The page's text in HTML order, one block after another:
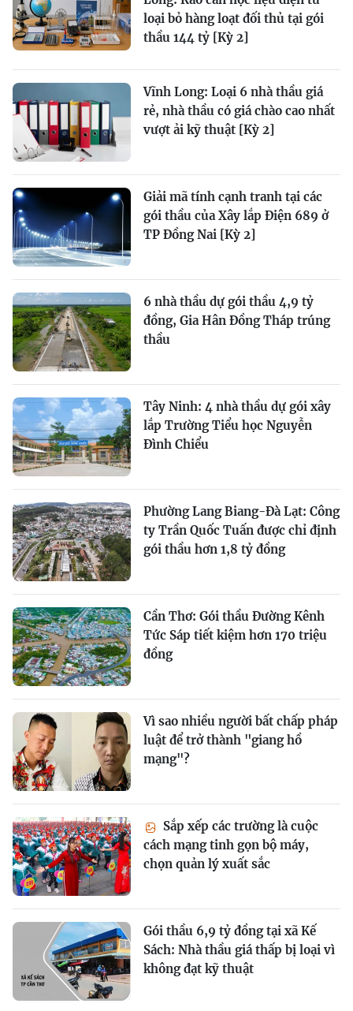
loại bỏ hàng loạt đối thủ tại gói
thầu 144 tỷ [Kỳ 2]
Vĩnh Long: Loại 6 nhà thầu giá
rẻ, nhà thầu có giá chào cao nhất
vượt ải kỹ thuật [Kỳ 2]
Giải mã tính cạnh tranh tại các
gói thầu của Xây lắp Điện 689 ở
TP Đồng Nai [Kỳ 2]
6 nhà thầu dự gói thầu 4,9 tỷ
đồng, Gia Hân Đồng Tháp trúng
thầu
Tây Ninh: 4 nhà thầu dự gói xây
lắp Trường Tiểu học Nguyễn
Đình Chiểu
Phường Lang Biang-Đà Lạt: Công
ty Trần Quốc Tuấn được chỉ định
gói thầu hơn 1,8 tỷ đồng
Cần Thơ: Gói thầu Đường Kênh
Tức Sáp tiết kiệm hơn 170 triệu
đồng
Vì sao nhiều người bất chấp pháp
luật để trở thành "giang hồ
mạng"?
Sắp xếp các trường là cuộc
cách mạng tinh gọn bộ máy,
chọn quản lý xuất sắc
Gói thầu 6,9 tỷ đồng tại xã Kế
Sách: Nhà thầu giá thấp bị loại vì
không đạt kỹ thuật